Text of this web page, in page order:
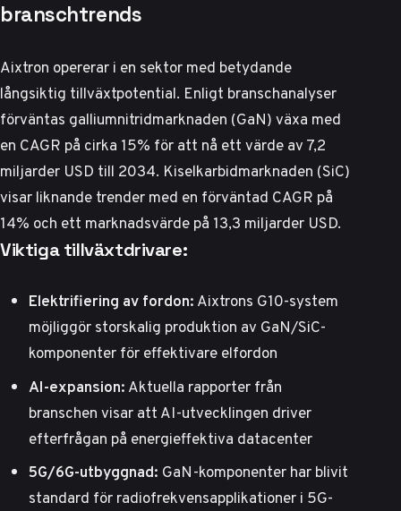
branschtrends
Aixtron opererar i en sektor med betydande
långsiktig tillväxtpotential. Enligt branschanalyser
förväntas galliumnitridmarknaden (GaN) växa med
en CAGR på cirka 15% för att nå ett värde av 7,2
miljarder USD till 2034. Kiselkarbidmarknaden (SiC)
visar liknande trender med en förväntad CAGR på
14% och ett marknadsvärde på 13,3 miljarder USD.
Viktiga tillväxtdrivare:
Elektrifiering av fordon:Aixtrons G10-system
möjliggör storskalig produktion av GaN/SiC-
komponenter för effektivare elfordon
AI-expansion:Aktuella rapporter från
branschenvisar att AI-utvecklingen driver
efterfrågan på energieffektiva datacenter
5G/6G-utbyggnad: GaN-komponenter har blivit
standard för radiofrekvensapplikationer i 5G-